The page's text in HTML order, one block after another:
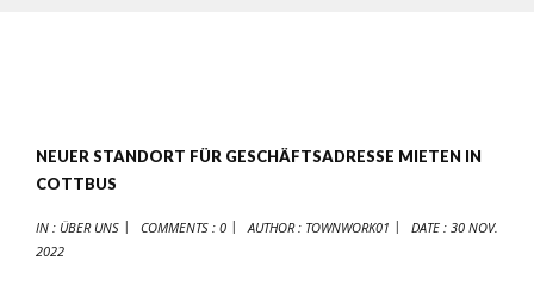
NEUER STANDORT FÜR GESCHÄFTSADRESSE MIETEN IN
COTTBUS
IN : ÜBER UNS COMMENTS : 0 AUTHOR : TOWNWORK01 DATE : 30 NOV.
2022